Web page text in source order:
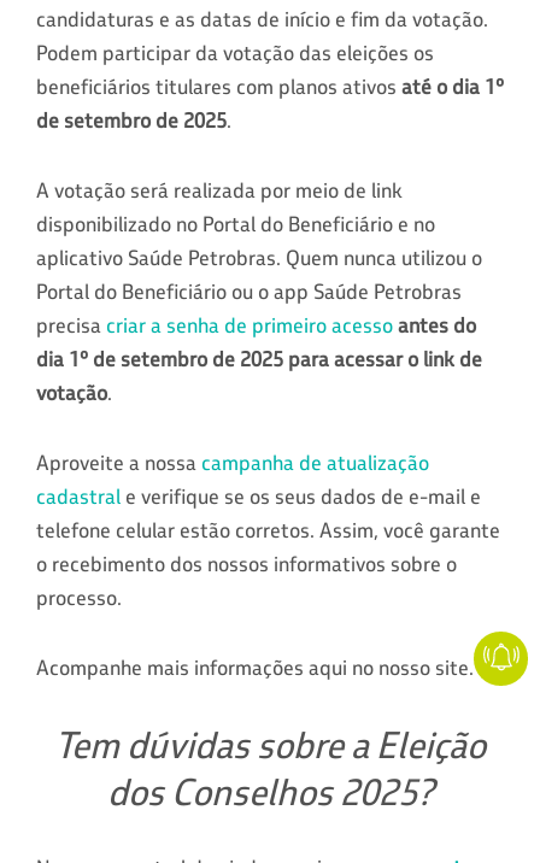
candidaturas e as datas de início e fim da votação.
Podem participar da votação das eleições os
beneficiários titulares com planos ativos até o dia 1º
de setembro de 2025.
A votação será realizada por meio de link
disponibilizado no Portal do Beneficiário e no
aplicativo Saúde Petrobras. Quem nunca utilizou o
Portal do Beneficiário ou o app Saúde Petrobras
precisa criar a senha de primeiro acessoantes do
dia 1º de setembro de 2025 para acessar o link de
votação.
Aproveite a nossa campanha de atualização
cadastral e verifique se os seus dados de e-mail e
telefone celular estão corretos. Assim, você garante
o recebimento dos nossos informativos sobre o
processo.
Acompanhe mais informações aqui no nosso site.
Tem dúvidas sobre a Eleição
dos Conselhos 2025?